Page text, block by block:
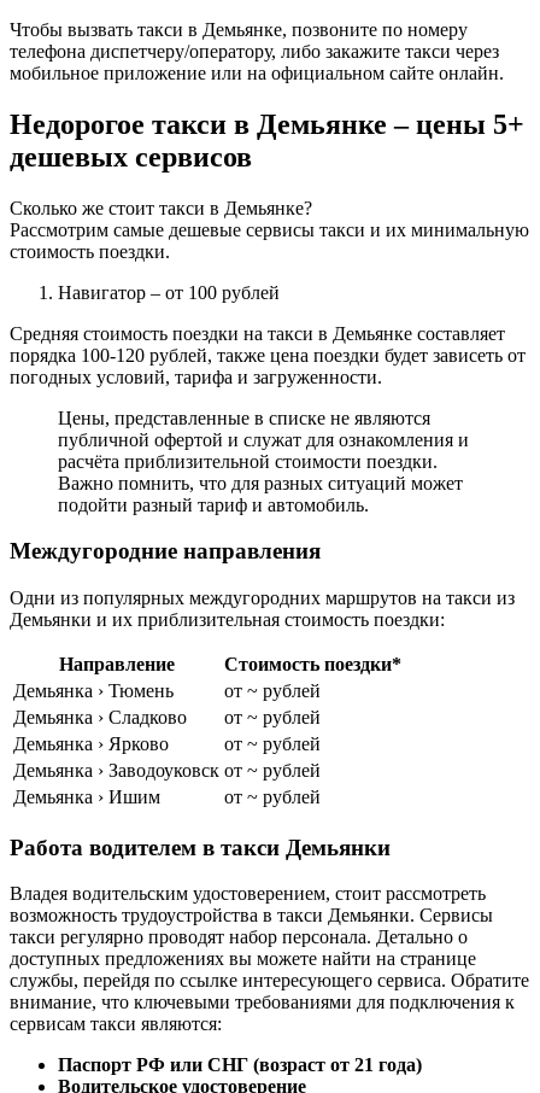
Чтобы вызвать такси в Демьянке, позвоните по номеру
телефона диспетчеру/оператору, либо закажите такси через
мобильное приложение или на официальном сайте онлайн.
Недорогое такси в Демьянке – цены 5+
дешевых сервисов
Сколько же стоит такси в Демьянке?
Рассмотрим самые дешевые сервисы такси и их минимальную
стоимость поездки.
Навигатор – от 100 рублей
Средняя стоимость поездки на такси в Демьянке составляет
порядка 100-120 рублей, также цена поездки будет зависеть от
погодных условий, тарифа и загруженности.
Цены, представленные в списке не являются
публичной офертой и служат для ознакомления и
расчёта приблизительной стоимости поездки.
Важно помнить, что для разных ситуаций может
подойти разный тариф и автомобиль.
Междугородние направления
Одни из популярных междугородних маршрутов на такси из
Демьянки и их приблизительная стоимость поездки:
Направление
Стоимость поездки*
Демьянка › Тюмень
от ~ рублей
Демьянка › Сладково
от ~ рублей
Демьянка › Ярково
от ~ рублей
Демьянка › Заводоуковск от ~ рублей
Демьянка › Ишим
от ~ рублей
Работа водителем в такси Демьянки
Владея водительским удостоверением, стоит рассмотреть
возможность трудоустройства в такси Демьянки. Сервисы
такси регулярно проводят набор персонала. Детально о
доступных предложениях вы можете найти на странице
службы, перейдя по ссылке интересующего сервиса. Обратите
внимание, что ключевыми требованиями для подключения к
сервисам такси являются:
Паспорт РФ или СНГ (возраст от 21 года)
Водительское удостоверение